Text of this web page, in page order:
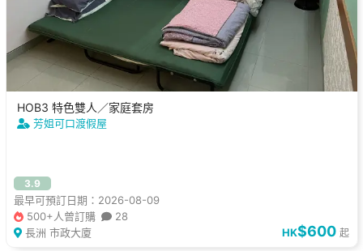
HOB3 特色雙人／家庭套房
芳姐可口渡假屋
3.9
最早可預訂日期：2026-08-09
500+人曾訂購
28
長洲 市政大廈
HK$600 起